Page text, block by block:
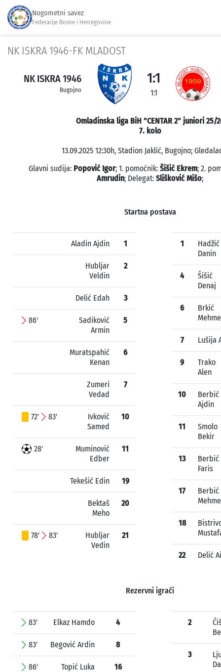
Nogometni savez
Federacije Bosne i Hercegovine
NK ISKRA 1946-FK MLADOST
NK ISKRA 1946
Bugojno
1:1
1:1
Omladinska liga BiH "CENTAR 2" juniori 25/
7. kolo
13.09.2025 12:30h, Stadion Jaklić, Bugojno;
Glavni sudija: Popović Igor; 1. pomoćnik: Šišić Ekrem; 2.
Amrudin; Delegat: Slišković Mišo;
Startna postava
Aladin Ajdin 1
Hubljar
Veldin
2
Delić Edah 3
86'
Sadiković
Armin
5
Muratspahić
Kenan
6
Zumeri
Vedad
7
72' 83'
Ivković
Samed
10
28'
Muminović
Edber
11
Tekešić Edin 19
Bektaš
Meho
20
78' 83'
Hubljar
Vedin
21
1
Hadžić
Danin
4
Šišić
Denaj
6
Brkić
7 Lušija
9
Trako
Alen
10
Berbić
Ajdin
11
Smolo
Bekir
13
Berbić
Faris
17
Berbić
18
22 Delić
Rezervni igrači
83' Elkaz Hamdo 4
83' Begović Ardin 8
86' Topić Luka 16
2
3